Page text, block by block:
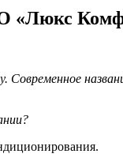
«Люкс